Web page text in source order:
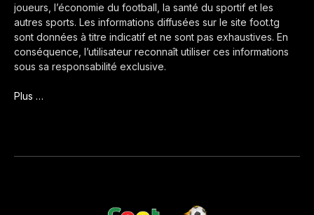
joueurs, l’économie du football, la santé du sportif et les
autres sports. Les informations diffusées sur le site foot.tg
sont données à titre indicatif et ne sont pas exhaustives. En
conséquence, l’utilisateur reconnaît utiliser ces informations
sous sa responsabilité exclusive.
Plus …